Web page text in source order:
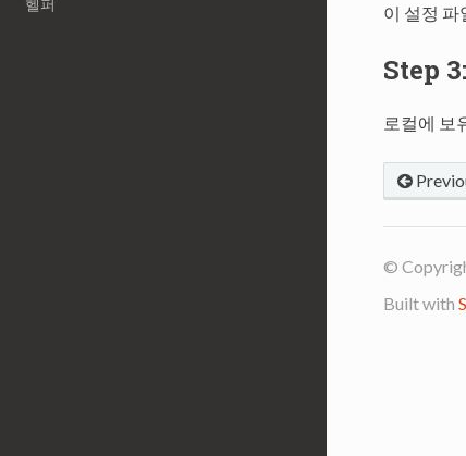
헬퍼
이 설정 파
Step
로컬에 보
©
Built with